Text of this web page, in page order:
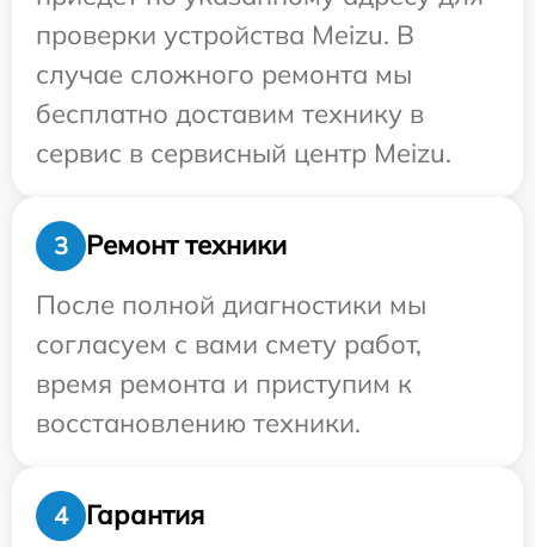
проверки устройства Meizu. В
случае сложного ремонта мы
бесплатно доставим технику в
сервис в сервисный центр Meizu.
3
Ремонт техники
После полной диагностики мы
согласуем с вами смету работ,
время ремонта и приступим к
восстановлению техники.
4 Гарантия